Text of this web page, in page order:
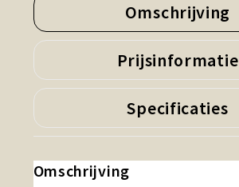
Omschrijving
Prijsinformatie
Specificaties
Omschrijving